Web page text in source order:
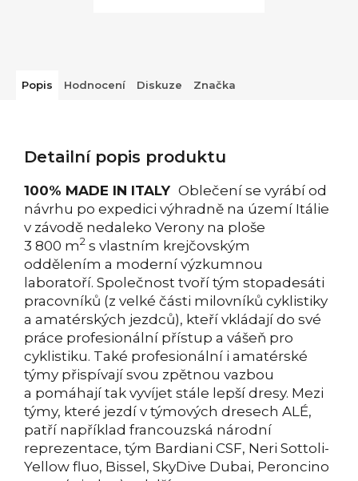
Popis Hodnocení Diskuze Značka
Detailní popis produktu
100% MADE IN ITALY Oblečení se vyrábí od
návrhu po expedici výhradně na území Itálie
v závodě nedaleko Verony na ploše
3 800 m2 s vlastním krejčovským
oddělením a moderní výzkumnou
laboratoří. Společnost tvoří tým stopadesáti
pracovníků (z velké části milovníků cyklistiky
a amatérských jezdců), kteří vkládají do své
práce profesionální přístup a vášeň pro
cyklistiku. Také profesionální i amatérské
týmy přispívají svou zpětnou vazbou
a pomáhají tak vyvíjet stále lepší dresy. Mezi
týmy, které jezdí v týmových dresech ALÉ,
patří například francouzská národní
reprezentace, tým Bardiani CSF, Neri Sottoli-
Yellow fluo, Bissel, SkyDive Dubai, Peroncino